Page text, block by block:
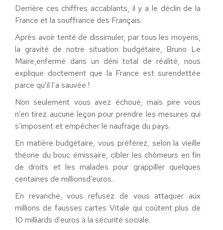
Derrière ces chiffres accablants, il y a le déclin de la
France et la souffrance des Français.
Après avoir tenté de dissimuler, par tous les moyens,
la gravité de notre situation budgétaire, Bruno Le
Maire,enfermé dans un déni total de réalité, nous
explique doctement que la France est surendettée
parce qu’il l’a sauvée !
Non seulement vous avez échoué, mais pire vous
n’en tirez aucune leçon pour prendre les mesures qui
s’imposent et empêcher le naufrage du pays.
En matière budgétaire, vous préférez, selon la vieille
théorie du bouc émissaire, cibler les chômeurs en fin
de droits et les malades pour grappiller quelques
centaines de millionsd’euros.
En revanche, vous refusez de vous attaquer aux
millions de fausses cartes Vitale qui coûtent plus de
10 milliards d’euros à la sécurité sociale.